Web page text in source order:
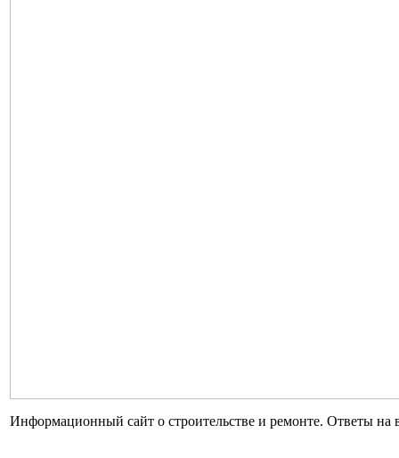
Информационный сайт о строительстве и ремонте. Ответы на